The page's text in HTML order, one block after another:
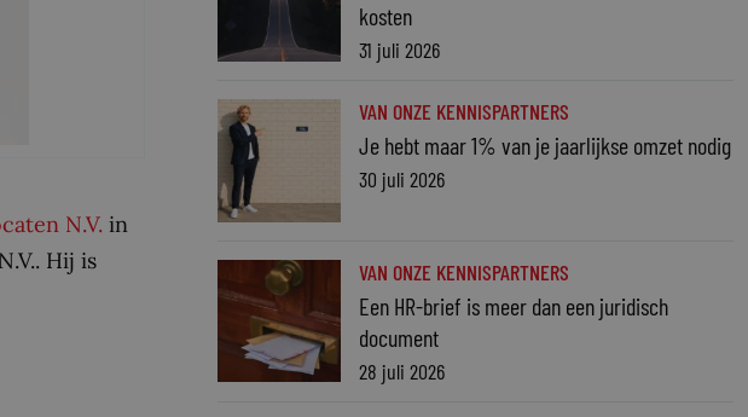
N.V. in
Hij is
kosten
31 juli 2026
VAN ONZE KENNISPARTNERS
Je hebt maar 1% van je jaarlijkse omzet nodig
30 juli 2026
VAN ONZE KENNISPARTNERS
Een HR-brief is meer dan een juridisch
document
28 juli 2026